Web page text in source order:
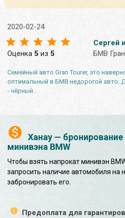
Ханау —
минивэна BMW
Чтобы взять напрокат минивэн
запросить наличие автомобиля
забронировать его.
Предоплата для
2020-02-24
Оценка 5 из 5
Сергей
БМВ Гран
Семейный авто Gran Tourer, это
оптимальный в БМВ недорогой авто.
- чёрный...